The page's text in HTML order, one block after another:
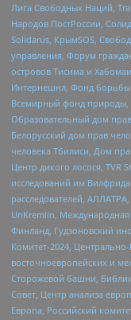
Лига Свободных Наций,
Народов ПостРоссии,
Solidarus, КрымSOS,
управления, Форум
островов Тисима и
Интернешнл, Фонд борьбы
Всемирный фонд природы,
Образовательный дом
Белорусский дом прав
человека Тбилиси, Дом
Центр дикого лосося, TVR
исследований им
расследователей,
UnKremlin,
Финланд, Гудзоновский
Комитет-2024,
восточноевропейских и
Сторожевой башни,
Совет, Центр анализа
Европа, Российский